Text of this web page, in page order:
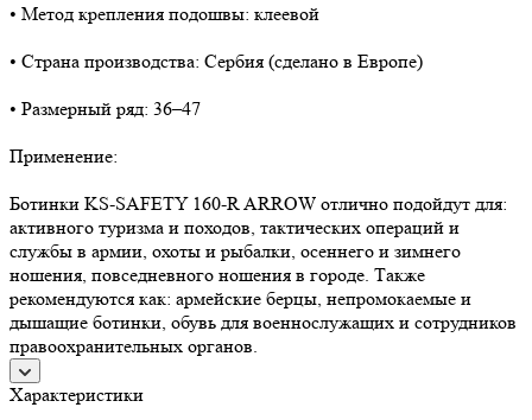
• Метод крепления подошвы: клеевой
• Страна производства: Сербия (сделано в Европе)
• Размерный ряд: 36–47
Применение:
Ботинки KS-SAFETY 160-R ARROW отлично подойдут для:
активного туризма и походов, тактических операций и
службы в армии, охоты и рыбалки, осеннего и зимнего
ношения, повседневного ношения в городе. Также
рекомендуются как: армейские берцы, непромокаемые и
дышащие ботинки, обувь для военнослужащих и сотрудников
правоохранительных органов.
Характеристики